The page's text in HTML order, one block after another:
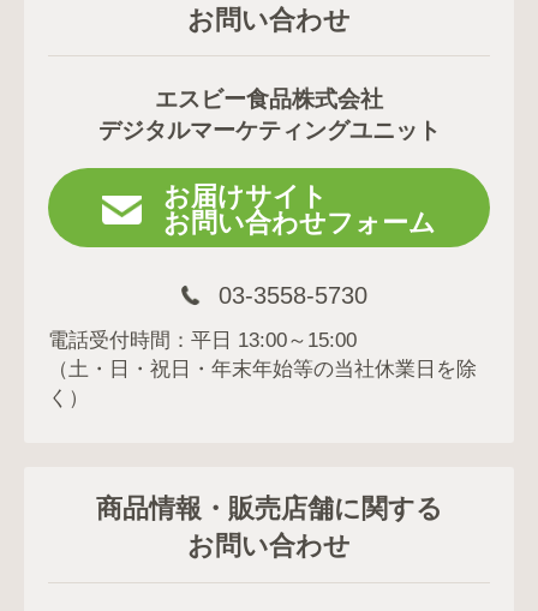
お問い合わせ
エスビー食品株式会社
デジタルマーケティングユニット
お届けサイト
お問い合わせフォーム
03-3558-5730
電話受付時間：平日 13:00～15:00
（土・日・祝日・年末年始等の当社休業日を除
く）
商品情報・販売店舗に関する
お問い合わせ